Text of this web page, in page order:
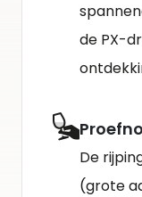
de PX-
De
(grote